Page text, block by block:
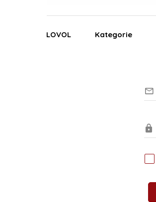
LOVOL Kategorie